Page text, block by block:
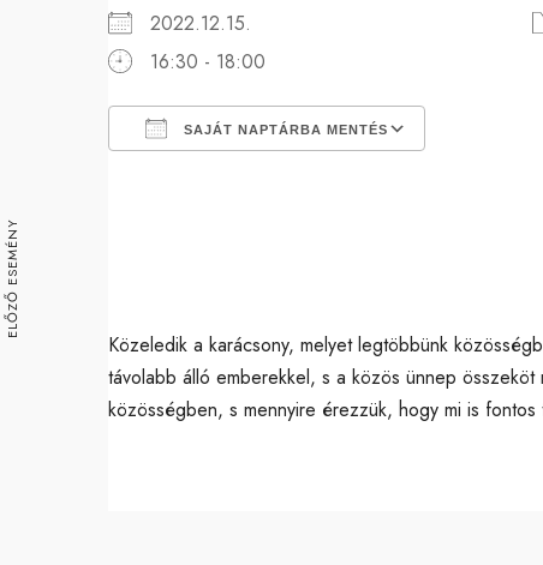
2022.12.15.
16:30 - 18:00
SAJÁT NAPTÁRBA MENTÉS
Közeledik a karácsony, melyet legtöbbünk
távolabb álló emberekkel, s a közös ünnep
közösségben, s mennyire érezzük, hogy mi is
ELŐZŐ ESEMÉNY